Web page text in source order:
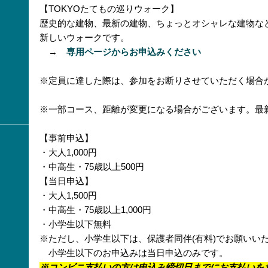
【TOKYOたてもの巡りウォーク】
歴史的な建物、最新の建物、ちょっとオシャレな建物
新しいウォークです。
→ 専用ページからお申込みください
※定員に達した際は、参加をお断りさせていただく場合
※一部コース、距離が変更になる場合がございます。最
【事前申込】
・大人1,000円
・中高生・75歳以上500円
【当日申込】
・大人1,500円
・中高生・75歳以上1,000円
・小学生以下無料
※ただし、小学生以下は、保護者同伴(有料)でお願いい
小学生以下のお申込みは当日申込のみです。